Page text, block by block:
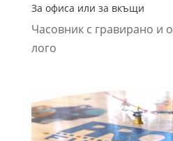
За офиса или за вкъщи
Часовник с гравирано и
лого